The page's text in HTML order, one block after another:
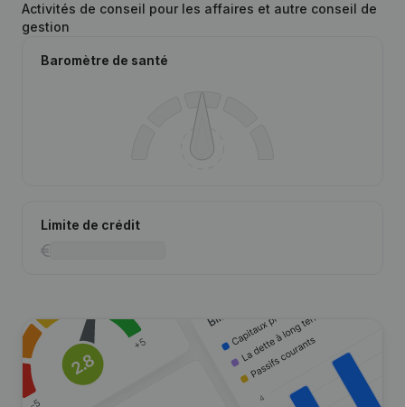
Activités de conseil pour les affaires et autre conseil de
gestion
Baromètre de santé
Limite de crédit